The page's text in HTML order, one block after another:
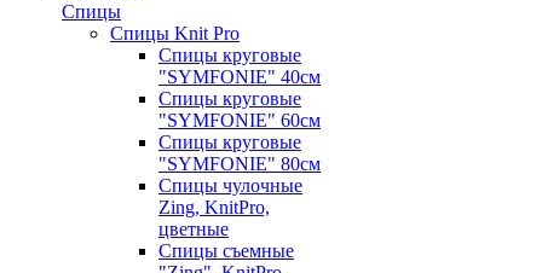
Спицы
Спицы Knit Pro
Спицы круговые
"SYMFONIE" 40см
Спицы круговые
"SYMFONIE" 60см
Спицы круговые
"SYMFONIE" 80см
Спицы чулочные
Zing, KnitPro,
цветные
Спицы съемные